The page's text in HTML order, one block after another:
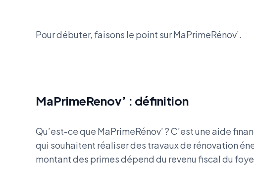
Pour débuter, faisons le point sur MaPrimeRénov’.
MaPrimeRenov’ : définition
Qu’est-ce que MaPrimeRénov’ ? C’est une aide
qui souhaitent réaliser des travaux de rénovation
montant des primes dépend du revenu fiscal du